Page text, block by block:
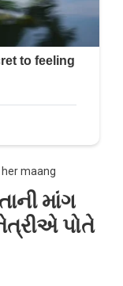
માંગ
પોતે